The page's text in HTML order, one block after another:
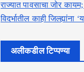
राज्यात पावसाचा जोर
विदर्भातील काही जिल्ह्यांना
अलीकडील टिप्पण्या